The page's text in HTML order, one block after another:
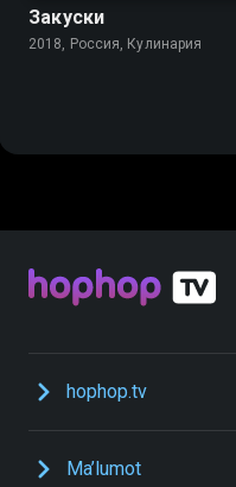
Закуски
2018, Россия, Кулинария
hophop.tv
Ma’lumot